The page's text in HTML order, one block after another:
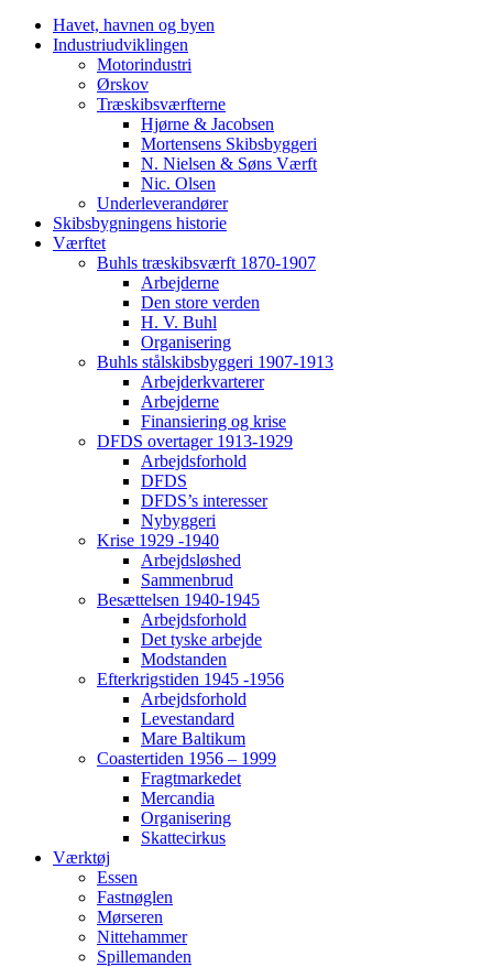
Havet, havnen og byen
Industriudviklingen
Motorindustri
Ørskov
Træskibsværfterne
Hjørne & Jacobsen
Mortensens Skibsbyggeri
N. Nielsen & Søns Værft
Nic. Olsen
Underleverandører
Skibsbygningens historie
Værftet
Buhls træskibsværft 1870-1907
Arbejderne
Den store verden
H. V. Buhl
Organisering
Buhls stålskibsbyggeri 1907-1913
Arbejderkvarterer
Arbejderne
Finansiering og krise
DFDS overtager 1913-1929
Arbejdsforhold
DFDS
DFDS’s interesser
Nybyggeri
Krise 1929 -1940
Arbejdsløshed
Sammenbrud
Besættelsen 1940-1945
Arbejdsforhold
Det tyske arbejde
Modstanden
Efterkrigstiden 1945 -1956
Arbejdsforhold
Levestandard
Mare Baltikum
Coastertiden 1956 – 1999
Fragtmarkedet
Mercandia
Organisering
Skattecirkus
Værktøj
Essen
Fastnøglen
Mørseren
Nittehammer
Spillemanden